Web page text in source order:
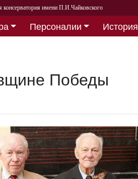
консерватория имени П.И.Чайковского
Персоналии
История
Победы